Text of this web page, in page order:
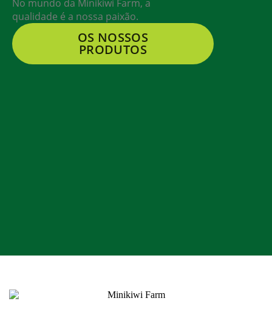
No mundo da Minikiwi Farm, a
qualidade é a nossa paixão.
OS NOSSOS
PRODUTOS